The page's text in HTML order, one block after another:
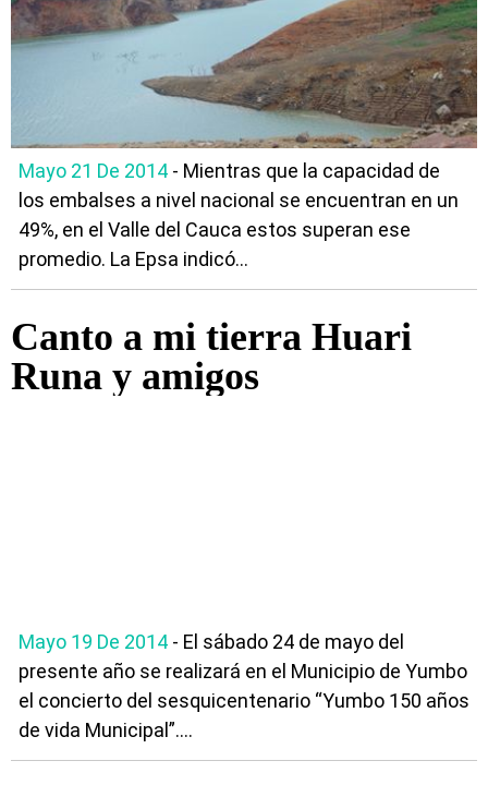
Mayo 21 De 2014 - Mientras que la capacidad de
los embalses a nivel nacional se encuentran en un
49%, en el Valle del Cauca estos superan ese
promedio. La Epsa indicó...
Canto a mi tierra Huari
Runa y amigos
Mayo 19 De 2014 - El sábado 24 de mayo del
presente año se realizará en el Municipio de Yumbo
el concierto del sesquicentenario “Yumbo 150 años
de vida Municipal”....